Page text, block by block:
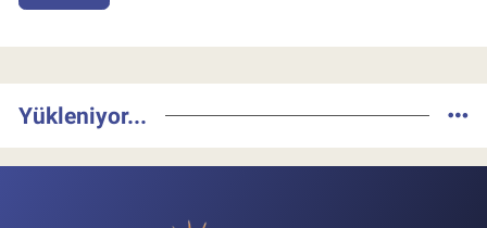
Yükleniyor...